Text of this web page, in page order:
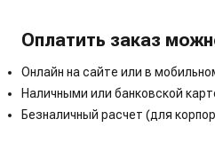
Оплатить заказ
Онлайн на сайте или в
Наличными или банковской
Безналичный расчет (для